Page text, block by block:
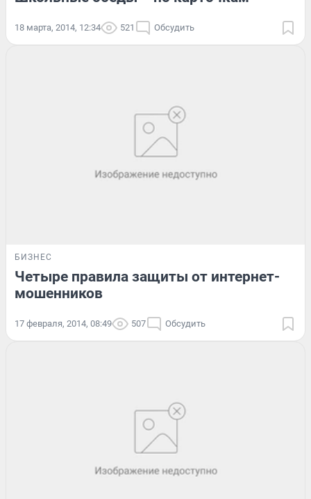
18 марта, 2014, 12:34 521 Обсудить
БИЗНЕС
Четыре правила защиты от интернет-
мошенников
17 февраля, 2014, 08:49 507 Обсудить